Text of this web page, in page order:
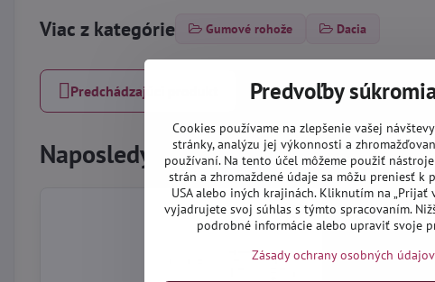
Viac z kategórie Gumové rohože Dacia
Predchádzajúci produkt
Naposledy ste navštívili tieto
Predvoľby
Cookies používame na zlepšenie vašej
stránky, analýzu jej výkonnosti a
používaní. Na tento účel môžeme použiť
strán a zhromaždené údaje sa môžu preniesť k
USA alebo iných krajinách. Kliknutím na „Prijať
vyjadrujete svoj súhlas s týmto spracovaním.
podrobné informácie alebo upraviť svoje
Zásady ochrany osobných údajov